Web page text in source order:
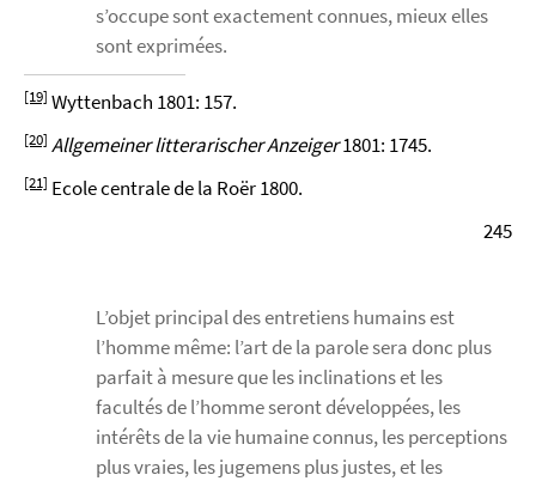
s’occupe sont exactement connues, mieux elles
sont exprimées.
[19] Wyttenbach 1801: 157.
[20] Allgemeiner litterarischer Anzeiger1801: 1745.
[21] Ecole centrale de la Roër 1800.
245
L’objet principal des entretiens humains est
l’homme même: l’art de la parole sera donc plus
parfait à mesure que les inclinations et les
facultés de l’homme seront développées, les
intérêts de la vie humaine connus, les perceptions
plus vraies, les jugemens plus justes, et les